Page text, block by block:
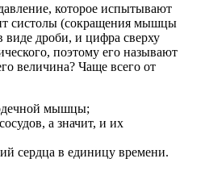
которое испытывают
систолы (сокращения мышцы
виде дроби, и цифра сверху
поэтому его называют
величина? Чаще всего от
мышцы;
а значит, и их
сердца в единицу времени.